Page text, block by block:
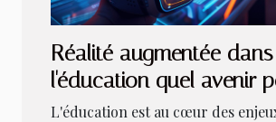
Réalité augmentée dans
l'éducation quel avenir
l'apprentissage interactif
L'éducation est au cœur des